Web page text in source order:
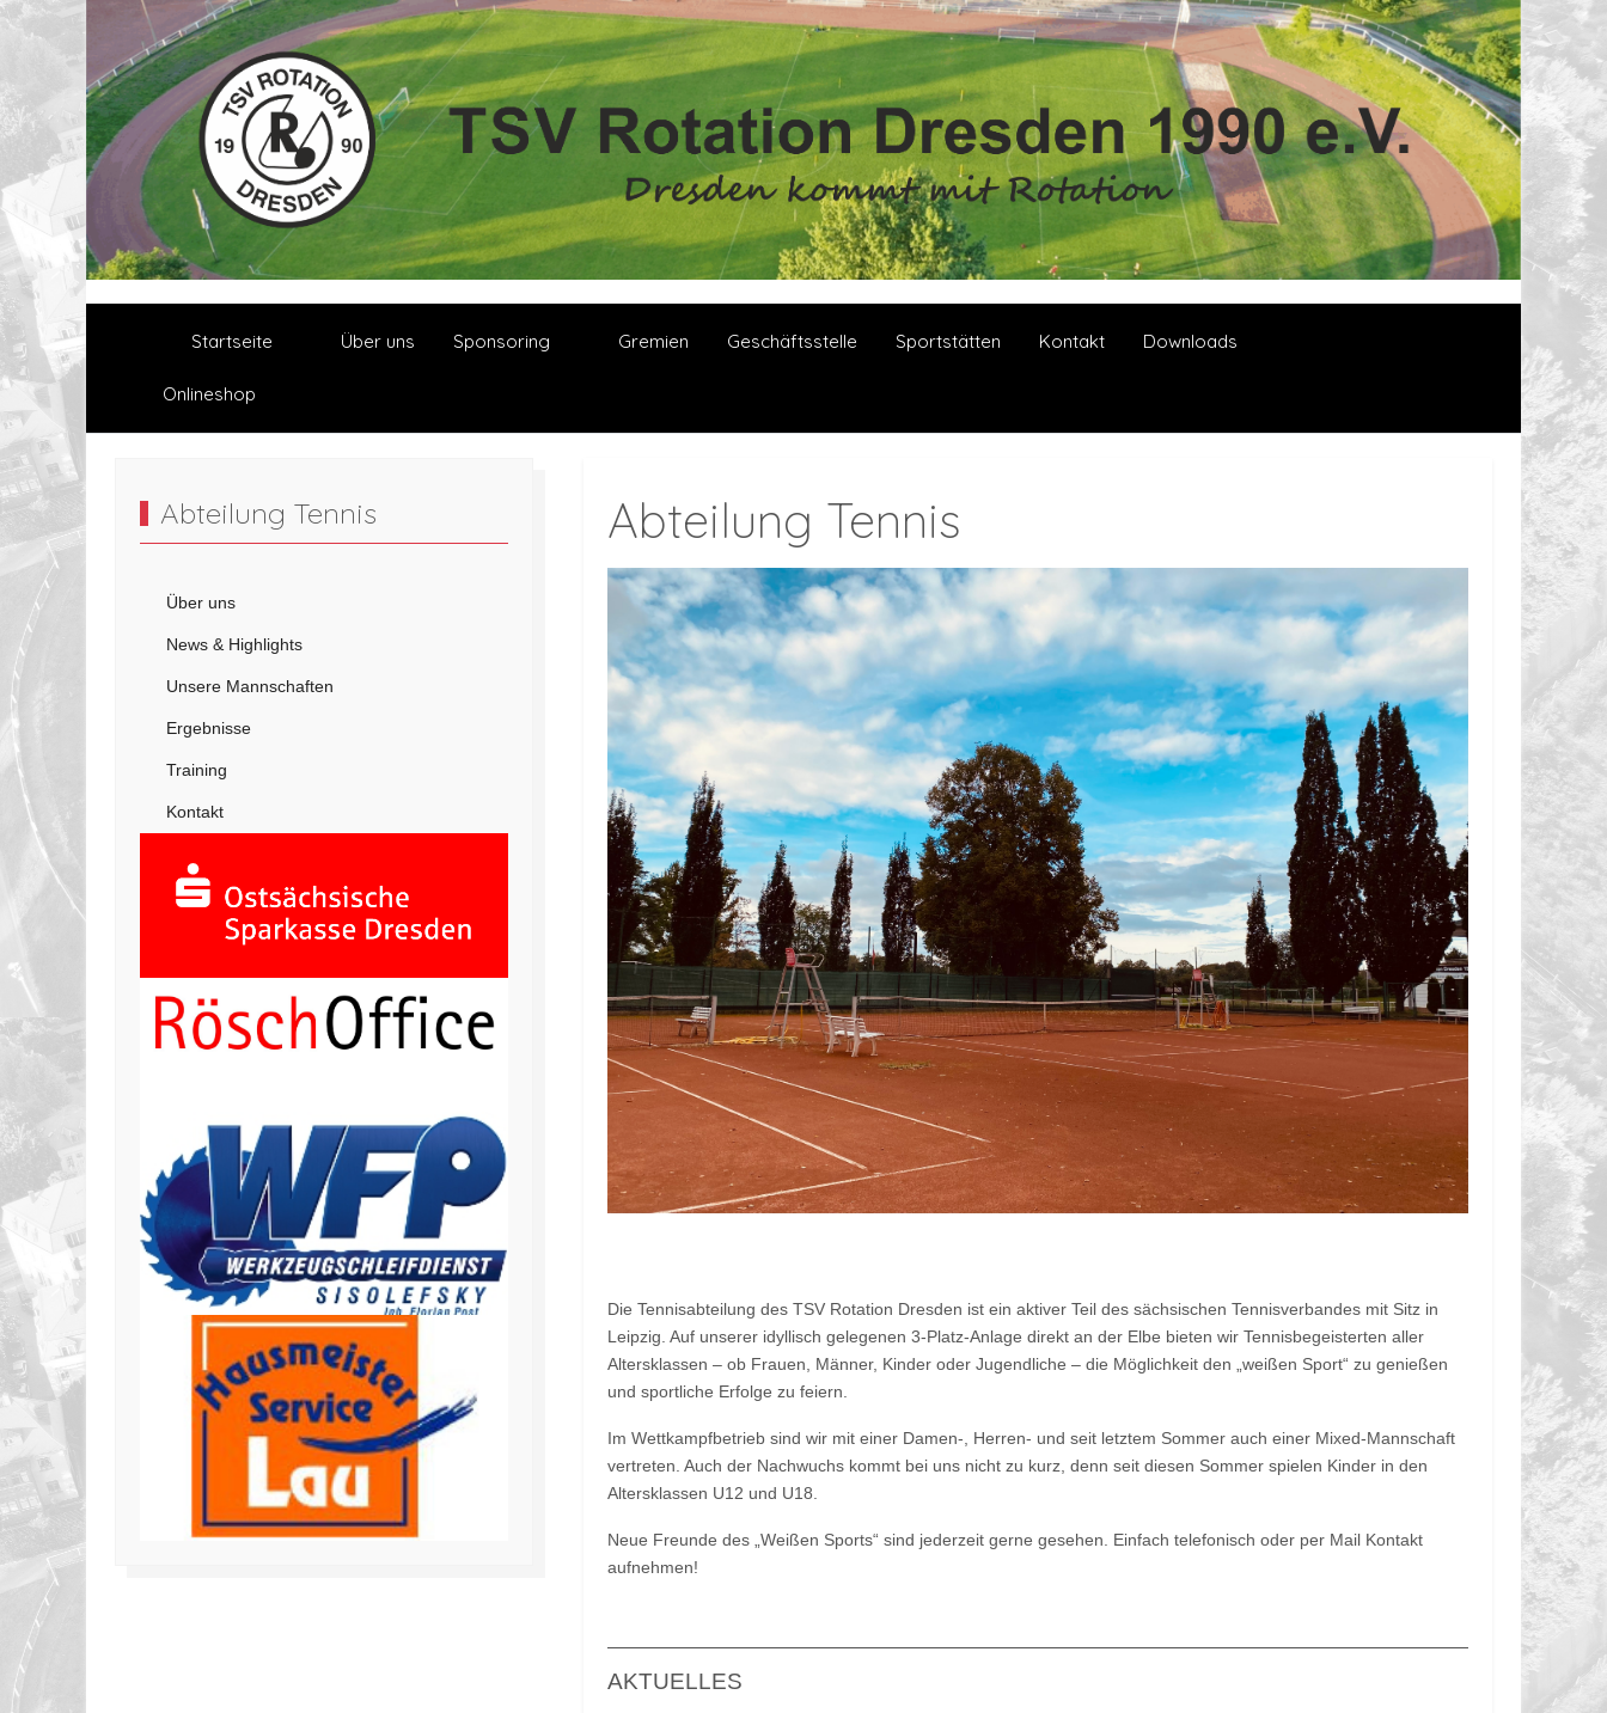
Startseite Über uns Sponsoring Gremien Geschäftsstelle Sportstätten Kontakt Downloads
Onlineshop
Abteilung Tennis
Über uns
News & Highlights
Unsere Mannschaften
Ergebnisse
Training
Kontakt
Abteilung Tennis
Die Tennisabteilung des TSV Rotation Dresden ist ein aktiver Teil des sächsischen Tennisverbandes mit Sitz in
Leipzig. Auf unserer idyllisch gelegenen 3-Platz-Anlage direkt an der Elbe bieten wir Tennisbegeisterten aller
Altersklassen – ob Frauen, Männer, Kinder oder Jugendliche – die Möglichkeit den „weißen Sport“ zu genießen
und sportliche Erfolge zu feiern.
Im Wettkampfbetrieb sind wir mit einer Damen-, Herren- und seit letztem Sommer auch einer Mixed-Mannschaft
vertreten. Auch der Nachwuchs kommt bei uns nicht zu kurz, denn seit diesen Sommer spielen Kinder in den
Altersklassen U12 und U18.
Neue Freunde des „Weißen Sports“ sind jederzeit gerne gesehen. Einfach telefonisch oder per Mail Kontakt
aufnehmen!
AKTUELLES